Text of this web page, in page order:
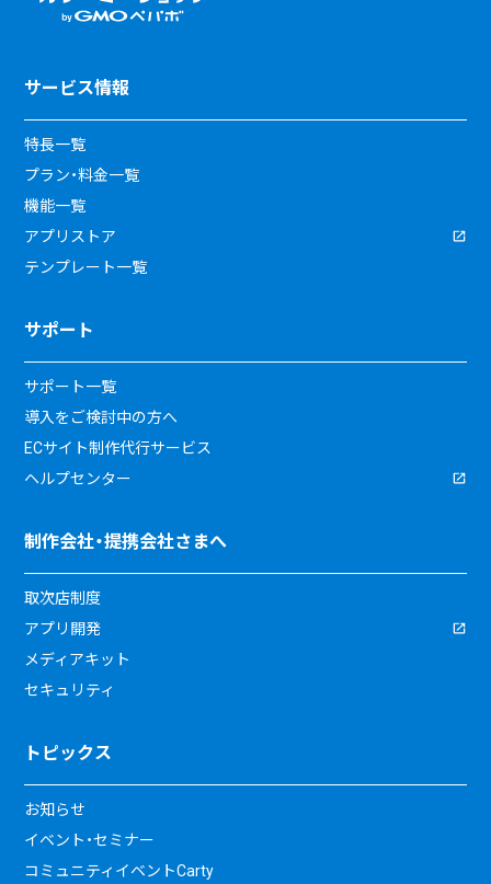
サービス情報
特長一覧
プラン・料金一覧
機能一覧
アプリストア
テンプレート一覧
サポート
サポート一覧
導入をご検討中の方へ
ECサイト制作代行サービス
ヘルプセンター
制作会社・提携会社さまへ
取次店制度
アプリ開発
メディアキット
セキュリティ
トピックス
お知らせ
イベント・セミナー
コミュニティイベントCarty